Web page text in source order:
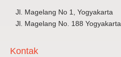
Jl. Magelang No 1, Yogyakarta
Jl. Magelang No. 188 Yogyakarta
Kontak